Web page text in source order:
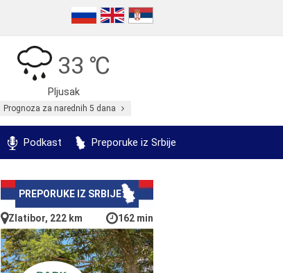
33 ℃
Pljusak
Prognoza za narednih 5 dana
Podkast Preporuke iz Srbije
PREPORUKE IZ SRBIJE
Zlatibor, 222 km 162 min